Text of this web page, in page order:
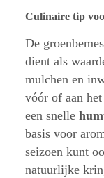
Culinaire tip
De
dient als
mulchen en
vóór of aan
een snelle
basis voor
seizoen kunt
natuurlijke